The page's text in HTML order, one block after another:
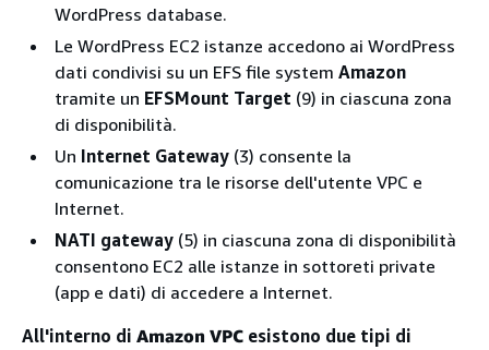
WordPress database.
Le WordPress EC2 istanze accedono ai WordPress
dati condivisi su un EFS file system Amazon
tramite un EFSMount Target (9) in ciascuna zona
di disponibilità.
Un Internet Gateway (3) consente la
comunicazione tra le risorse dell'utente VPC e
Internet.
NATI gateway (5) in ciascuna zona di disponibilità
consentono EC2 alle istanze in sottoreti private
(app e dati) di accedere a Internet.
All'interno di Amazon VPC esistono due tipi di